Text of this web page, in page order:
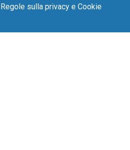
Regole sulla privacy e Cookie